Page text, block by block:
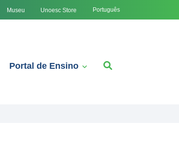
Museu Unoesc Store Português
Portal de Ensino